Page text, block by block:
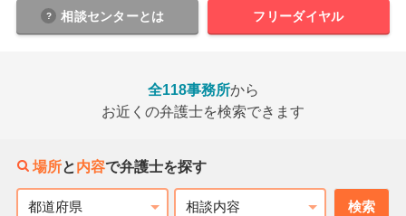
相談センターとは フリーダイヤル
全118事務所から
お近くの弁護士を検索できます
場所と内容で弁護士を探す
都道府県 相談内容 検索